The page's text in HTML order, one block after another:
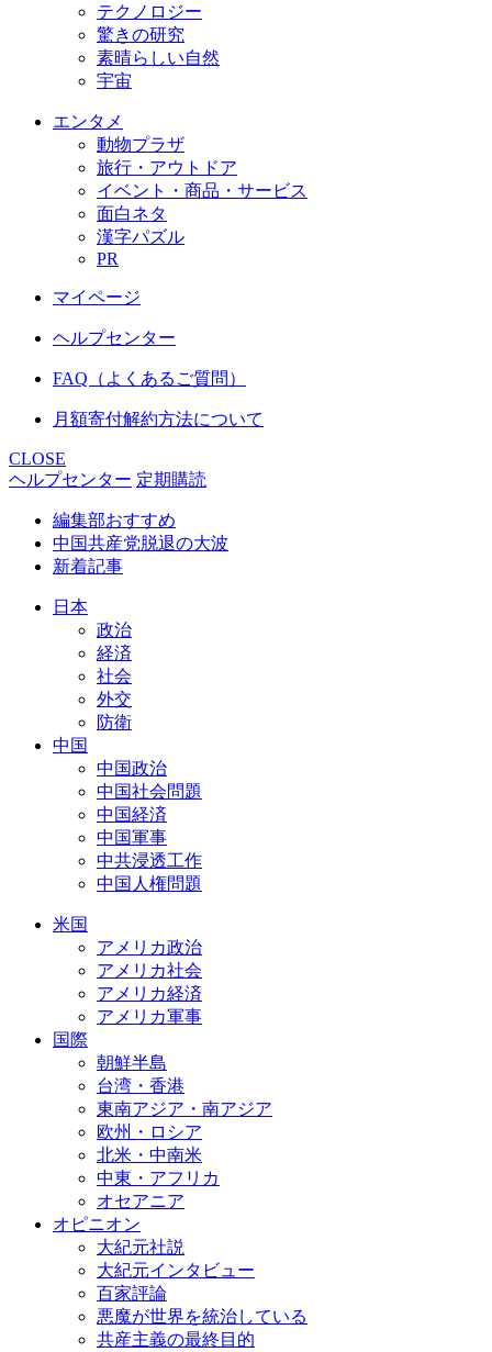
テクノロジー
驚きの研究
素晴らしい自然
宇宙
エンタメ
動物プラザ
旅行・アウトドア
イベント・商品・サービス
面白ネタ
漢字パズル
PR
マイページ
ヘルプセンター
FAQ（よくあるご質問）
月額寄付解約方法について
CLOSE
ヘルプセンター 定期購読
編集部おすすめ
中国共産党脱退の大波
新着記事
日本
政治
経済
社会
外交
防衛
中国
中国政治
中国社会問題
中国経済
中国軍事
中共浸透工作
中国人権問題
米国
アメリカ政治
アメリカ社会
アメリカ経済
アメリカ軍事
国際
朝鮮半島
台湾・香港
東南アジア・南アジア
欧州・ロシア
北米・中南米
中東・アフリカ
オセアニア
オピニオン
大紀元社説
大紀元インタビュー
百家評論
悪魔が世界を統治している
共産主義の最終目的